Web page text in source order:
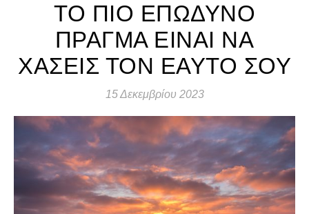
ΤΟ ΠΙΟ ΕΠΩΔΥΝΟ
ΠΡΑΓΜΑ ΕΙΝΑΙ ΝΑ
ΧΑΣΕΙΣ ΤΟΝ ΕΑΥΤΟ ΣΟΥ
15 Δεκεμβρίου 2023